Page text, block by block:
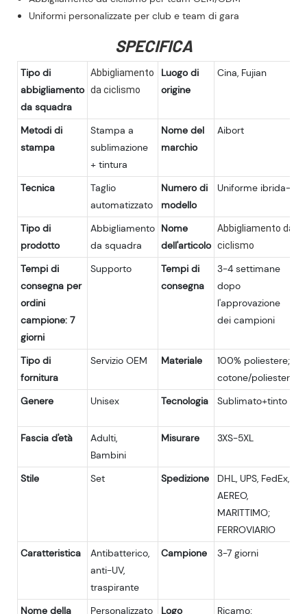
Uniformi personalizzate per club e team di gara
SPECIFICA
Tipo di
abbigliamento
da squadra
Abbigliamento
da ciclismo
Luogo di
origine
Cina, Fujian
Metodi di
stampa
Stampa a
sublimazione
+ tintura
Nome del
marchio
Aibort
Tecnica
Taglio
automatizzato
Numero di
modello
Uniforme ibrida-1
Tipo di
prodotto
Abbigliamento
da squadra
Nome
dell'articolo
Abbigliamento da
ciclismo
Tempi di
consegna per
ordini
campione: 7
giorni
Supporto
Tempi di
consegna
3-4 settimane
dopo
l'approvazione
dei campioni
Tipo di
fornitura
Servizio OEM Materiale
100% poliestere;
cotone/poliestere
Genere
Unisex Tecnologia Sublimato+tinto
Fascia d'età
Adulti,
Bambini
Misurare 3XS-5XL
Stile Set Spedizione
DHL, UPS, FedEx,
AEREO,
MARITTIMO;
FERROVIARIO
Caratteristica
Antibatterico,
anti-UV,
traspirante
Campione 3-7 giorni
Nome della Personalizzato Logo Ricamo;